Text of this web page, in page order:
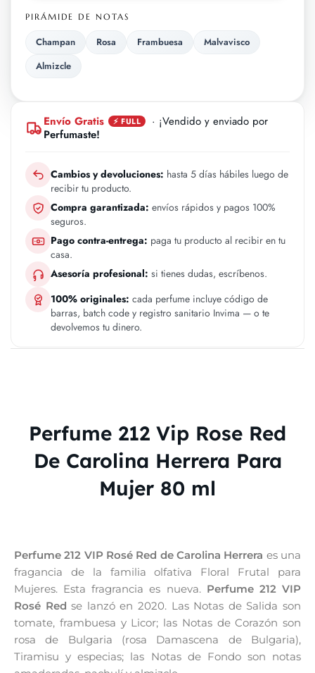
PIRÁMIDE DE NOTAS
Champan Rosa Frambuesa
Malvavisco
Almizcle
Envío Gratis ⚡ FULL
· ¡Vendido y enviado por
Perfumaste!
Cambios y devoluciones: hasta 5 días hábiles luego de
recibir tu producto.
Compra garantizada: envíos rápidos y pagos 100%
seguros.
Pago contra-entrega: paga tu producto al recibir en tu
casa.
Asesoría profesional: si tienes dudas, escríbenos.
100% originales: cada perfume incluye código de
barras, batch code y registro sanitario Invima — o te
devolvemos tu dinero.
Perfume 212 Vip Rose Red
De Carolina Herrera Para
Mujer 80 ml
Perfume 212 VIP Rosé Red de Carolina Herrera es una
fragancia de la familia olfativa Floral Frutal para
Mujeres. Esta fragrancia es nueva. Perfume 212 VIP
Rosé Red se lanzó en 2020. Las Notas de Salida son
tomate, frambuesa y Licor; las Notas de Corazón son
rosa de Bulgaria (rosa Damascena de Bulgaria),
Tiramisu y especias; las Notas de Fondo son notas